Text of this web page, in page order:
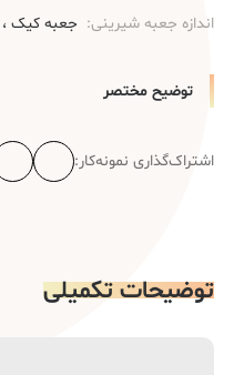
توضیح مختصر
اندازه جعبه شیرینی: جعبه کیک
اشتراک‌گذاری نمونه‌کار:
توضیحات تکمیلی